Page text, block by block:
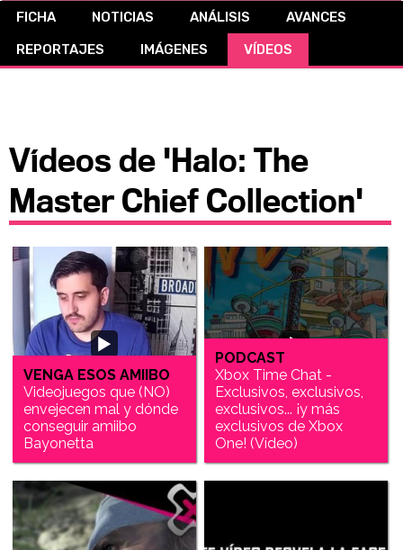
CÓMICS
MANGA
FICHA NOTICIAS ANÁLISIS
AVANCES
REPORTAJES
IMÁGENES VÍDEOS
Vídeos de 'Halo: The
Master Chief Collection'
VENGA ESOS AMIIBO
Videojuegos que (NO)
envejecen mal y dónde
conseguir amiibo
Bayonetta
PODCAST
Xbox Time Chat -
Exclusivos, exclusivos,
exclusivos... ¡y más
exclusivos de Xbox
One! (Vídeo)